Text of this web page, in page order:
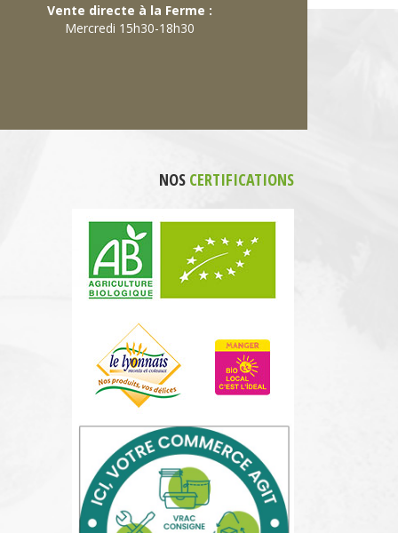
Vente directe à la Ferme :
Mercredi 15h30-18h30
NOS CERTIFICATIONS